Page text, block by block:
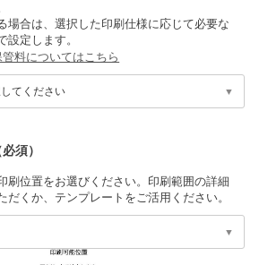
場合は、選択した印刷仕様に応じて必要な
設定します。
料についてはこちら
必須）
刷位置をお選びください。印刷範囲の詳細
だくか、テンプレートをご活用ください。